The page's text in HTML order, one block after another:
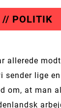
// POLITIK
allerede
sender lige
om, at man